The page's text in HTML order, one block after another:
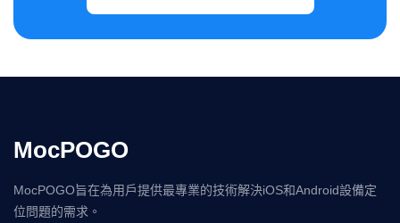
MocPOGO
MocPOGO旨在為用戶提供最專業的技術解決iOS和Android設備定
位問題的需求。